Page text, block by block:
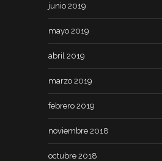
junio 2019
mayo 2019
abril 2019
marzo 2019
febrero 2019
noviembre 2018
octubre 2018